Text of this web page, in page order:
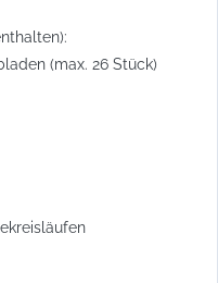
(max. 26 Stück)